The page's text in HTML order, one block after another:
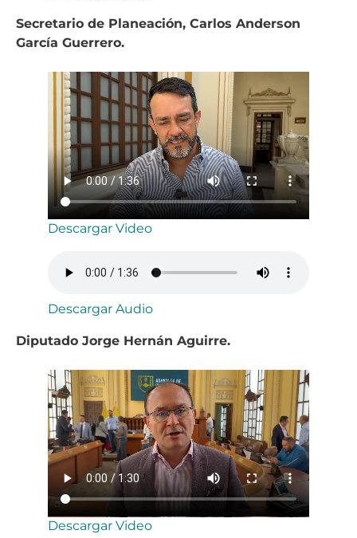
Secretario de Planeación, Carlos Anderson
García Guerrero.
Descargar Video
Descargar Audio
Diputado Jorge Hernán Aguirre.
Descargar Video